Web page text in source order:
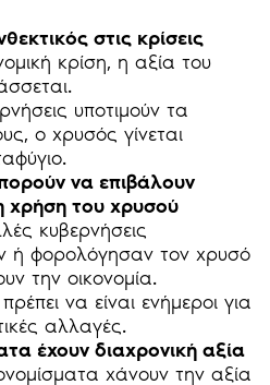
στις κρίσεις
κρίση, η αξία του
υποτιμούν τα
ο χρυσός γίνεται
να επιβάλουν
χρήση του χρυσού
κυβερνήσεις
ή φορολόγησαν τον χρυσό
την οικονομία.
να είναι ενήμεροι για
αλλαγές.
έχουν διαχρονική αξία
χάνουν την αξία